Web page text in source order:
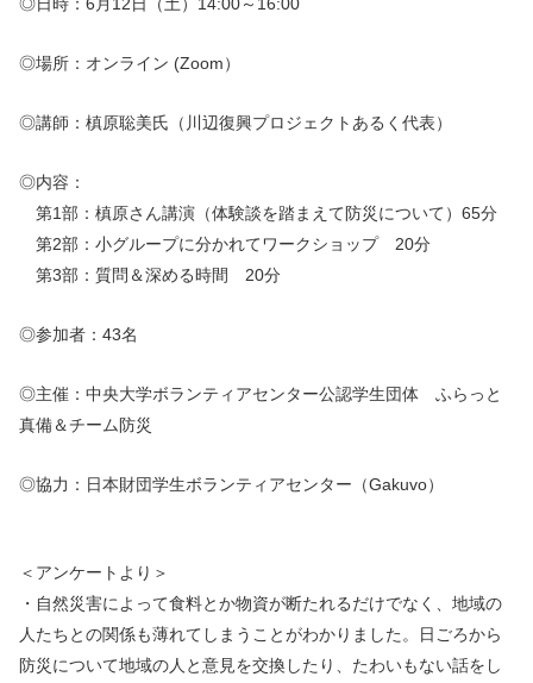
◎場所：オンライン (Zoom）
◎講師：槙原聡美氏（川辺復興プロジェクトあるく代表）
◎内容：
第1部：槙原さん講演（体験談を踏まえて防災について）65分
第2部：小グループに分かれてワークショップ 20分
第3部：質問＆深める時間 20分
◎参加者：43名
◎主催：中央大学ボランティアセンター公認学生団体 ふらっと
真備＆チーム防災
◎協力：日本財団学生ボランティアセンター（Gakuvo）
＜アンケートより＞
・自然災害によって食料とか物資が断たれるだけでなく、地域の
人たちとの関係も薄れてしまうことがわかりました。日ごろから
防災について地域の人と意見を交換したり、たわいもない話をし